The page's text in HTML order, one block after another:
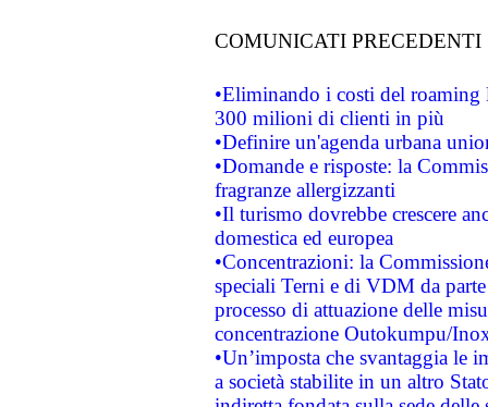
COMUNICATI PRECEDENTI
•Eliminando i costi del roaming
300 milioni di clienti in più
•Definire un'agenda urbana
•Domande e risposte: la
fragranze allergizzanti
•Il turismo dovrebbe crescere
domestica ed europea
•Concentrazioni: la
speciali Terni e di VDM da
processo di attuazione delle
concentrazione Outokumpu/
•Un’imposta che svantaggia le
a società stabilite in un altro